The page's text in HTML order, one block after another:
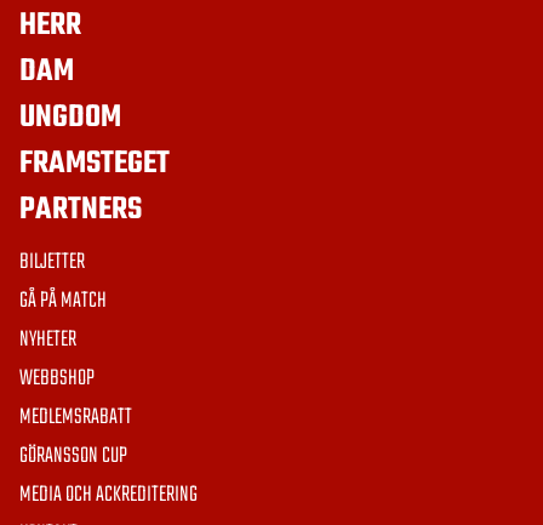
HERR
DAM
UNGDOM
FRAMSTEGET
PARTNERS
BILJETTER
GÅ PÅ MATCH
NYHETER
WEBBSHOP
MEDLEMSRABATT
GÖRANSSON CUP
MEDIA OCH ACKREDITERING